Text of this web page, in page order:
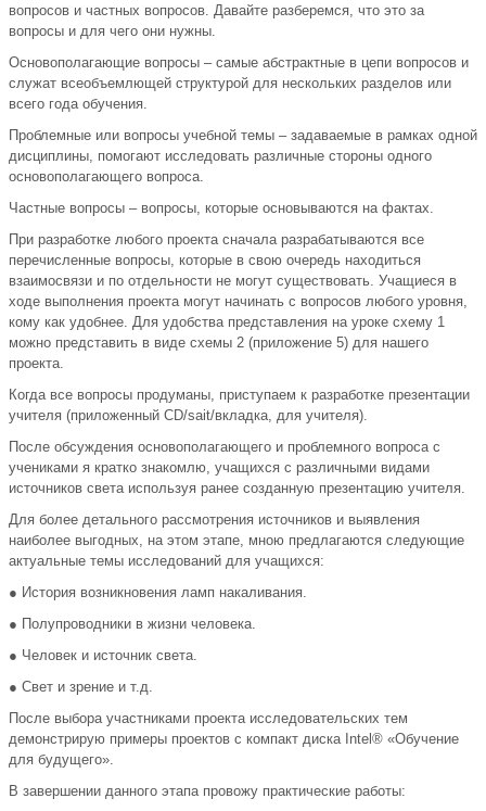
вопросов и частных вопросов. Давайте разберемся, что это за
вопросы и для чего они нужны.
Основополагающие вопросы – самые абстрактные в цепи вопросов и
служат всеобъемлющей структурой для нескольких разделов или
всего года обучения.
Проблемные или вопросы учебной темы – задаваемые в рамках одной
дисциплины, помогают исследовать различные стороны одного
основополагающего вопроса.
Частные вопросы – вопросы, которые основываются на фактах.
При разработке любого проекта сначала разрабатываются все
перечисленные вопросы, которые в свою очередь находиться
взаимосвязи и по отдельности не могут существовать. Учащиеся в
ходе выполнения проекта могут начинать с вопросов любого уровня,
кому как удобнее. Для удобства представления на уроке схему 1
можно представить в виде схемы 2 (приложение 5) для нашего
проекта.
Когда все вопросы продуманы, приступаем к разработке презентации
учителя (приложенный CD/sait/вкладка, для учителя).
После обсуждения основополагающего и проблемного вопроса с
учениками я кратко знакомлю, учащихся с различными видами
источников света используя ранее созданную презентацию учителя.
Для более детального рассмотрения источников и выявления
наиболее выгодных, на этом этапе, мною предлагаются следующие
актуальные темы исследований для учащихся:
● История возникновения ламп накаливания.
● Полупроводники в жизни человека.
● Человек и источник света.
● Свет и зрение и т.д.
После выбора участниками проекта исследовательских тем
демонстрирую примеры проектов с компакт диска Intel® «Обучение
для будущего».
В завершении данного этапа провожу практические работы: